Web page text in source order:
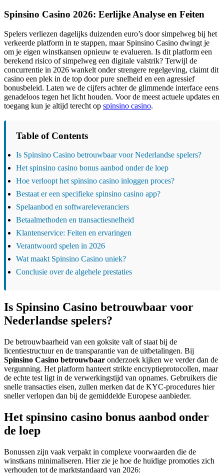
Spinsino Casino 2026: Eerlijke Analyse en Feiten
Spelers verliezen dagelijks duizenden euro’s door simpelweg bij het
verkeerde platform in te stappen, maar Spinsino Casino dwingt je
om je eigen winstkansen opnieuw te evalueren. Is dit platform een
berekend risico of simpelweg een digitale valstrik? Terwijl de
concurrentie in 2026 wankelt onder strengere regelgeving, claimt dit
casino een plek in de top door pure snelheid en een agressief
bonusbeleid. Laten we de cijfers achter de glimmende interface eens
genadeloos tegen het licht houden. Voor de meest actuele updates en
toegang kun je altijd terecht op spinsino casino.
Table of Contents
Is Spinsino Casino betrouwbaar voor Nederlandse spelers?
Het spinsino casino bonus aanbod onder de loep
Hoe verloopt het spinsino casino inloggen proces?
Bestaat er een specifieke spinsino casino app?
Spelaanbod en softwareleveranciers
Betaalmethoden en transactiesnelheid
Klantenservice: Feiten en ervaringen
Verantwoord spelen in 2026
Wat maakt Spinsino Casino uniek?
Conclusie over de algehele prestaties
Is Spinsino Casino betrouwbaar voor
Nederlandse spelers?
De betrouwbaarheid van een goksite valt of staat bij de
licentiestructuur en de transparantie van de uitbetalingen. Bij
Spinsino Casino betrouwbaar onderzoek kijken we verder dan de
vergunning. Het platform hanteert strikte encryptieprotocollen, maar
de echte test ligt in de verwerkingstijd van opnames. Gebruikers die
snelle transacties eisen, zullen merken dat de KYC-procedures hier
sneller verlopen dan bij de gemiddelde Europese aanbieder.
Het spinsino casino bonus aanbod onder
de loep
Bonussen zijn vaak verpakt in complexe voorwaarden die de
winstkans minimaliseren. Hier zie je hoe de huidige promoties zich
verhouden tot de marktstandaard van 2026: